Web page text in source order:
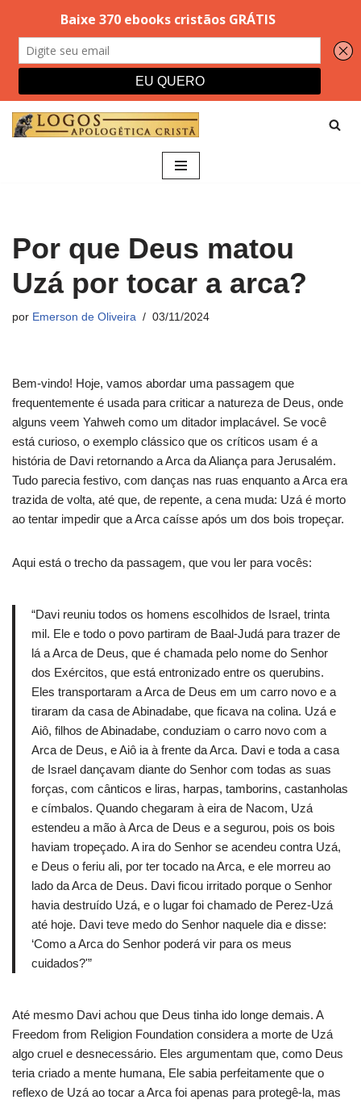
Por que Deus matou
Uzá por tocar a arca?
por Emerson de Oliveira 03/11/2024
Bem-vindo! Hoje, vamos abordar uma passagem que
frequentemente é usada para criticar a natureza de Deus, onde
alguns veem Yahweh como um ditador implacável. Se você
está curioso, o exemplo clássico que os críticos usam é a
história de Davi retornando a Arca da Aliança para Jerusalém.
Tudo parecia festivo, com danças nas ruas enquanto a Arca era
trazida de volta, até que, de repente, a cena muda: Uzá é morto
ao tentar impedir que a Arca caísse após um dos bois tropeçar.
Aqui está o trecho da passagem, que vou ler para vocês:
“Davi reuniu todos os homens escolhidos de Israel, trinta
mil. Ele e todo o povo partiram de Baal-Judá para trazer de
lá a Arca de Deus, que é chamada pelo nome do Senhor
dos Exércitos, que está entronizado entre os querubins.
Eles transportaram a Arca de Deus em um carro novo e a
tiraram da casa de Abinadabe, que ficava na colina. Uzá e
Aiô, filhos de Abinadabe, conduziam o carro novo com a
Arca de Deus, e Aiô ia à frente da Arca. Davi e toda a casa
de Israel dançavam diante do Senhor com todas as suas
forças, com cânticos e liras, harpas, tamborins, castanholas
e címbalos. Quando chegaram à eira de Nacom, Uzá
estendeu a mão à Arca de Deus e a segurou, pois os bois
haviam tropeçado. A ira do Senhor se acendeu contra Uzá,
e Deus o feriu ali, por ter tocado na Arca, e ele morreu ao
lado da Arca de Deus. Davi ficou irritado porque o Senhor
havia destruído Uzá, e o lugar foi chamado de Perez-Uzá
até hoje. Davi teve medo do Senhor naquele dia e disse:
‘Como a Arca do Senhor poderá vir para os meus
cuidados?'”
Até mesmo Davi achou que Deus tinha ido longe demais. A
Freedom from Religion Foundation considera a morte de Uzá
algo cruel e desnecessário. Eles argumentam que, como Deus
teria criado a mente humana, Ele sabia perfeitamente que o
reflexo de Uzá ao tocar a Arca foi apenas para protegê-la, mas